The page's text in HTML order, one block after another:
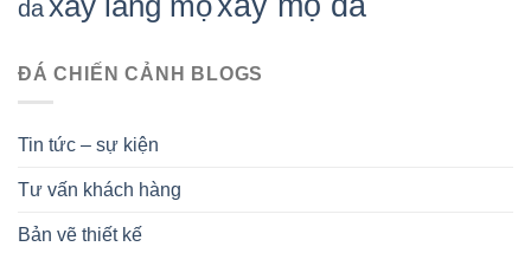
da
ĐÁ CHIẾN CẢNH BLOGS
Tin tức – sự kiện
Tư vấn khách hàng
Bản vẽ thiết kế